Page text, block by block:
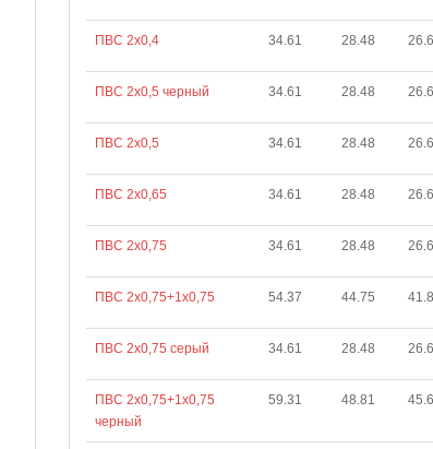
ПВС 2х0,4 34.61 28.48
ПВС 2х0,5 черный 34.61 28.48
ПВС 2х0,5 34.61 28.48
ПВС 2х0,65 34.61 28.48
ПВС 2х0,75 34.61 28.48
ПВС 2х0,75+1х0,75 54.37 44.75
ПВС 2х0,75 серый 34.61 28.48
ПВС 2х0,75+1х0,75
черный
59.31 48.81